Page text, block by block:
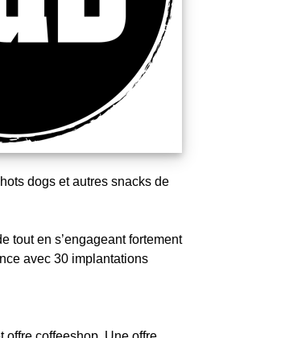
dogs et autres snacks de
tout en s’engageant fortement
avec 30 implantations